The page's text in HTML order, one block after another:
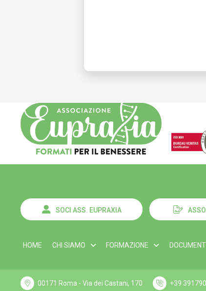
SOCI ASS. EUPRAXIA
HOME CHI SIAMO FORMAZIONE DOCUMENTI
00171 Roma - Via dei Castani, 170 +39